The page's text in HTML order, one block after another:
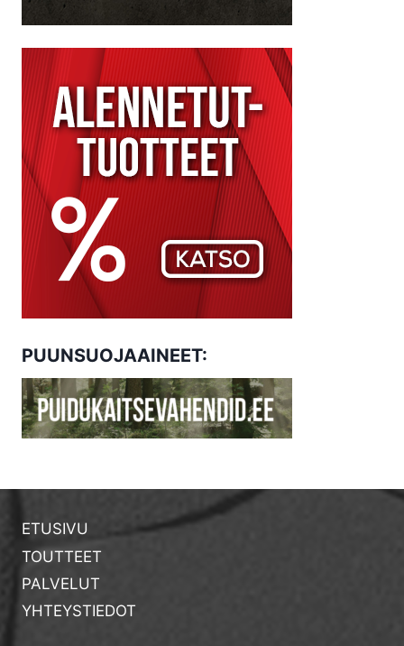
PUUNSUOJAAINEET:
ETUSIVU
TOUTTEET
PALVELUT
YHTEYSTIEDOT